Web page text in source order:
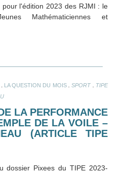
l'édition 2023 des RJMI : le
Mathématiciennes et
LA QUESTION DU MOIS. SPORT.
TIPE
LA PERFORMANCE
DE LA VOILE –
(ARTICLE TIPE
dossier Pixees du TIPE 2023-